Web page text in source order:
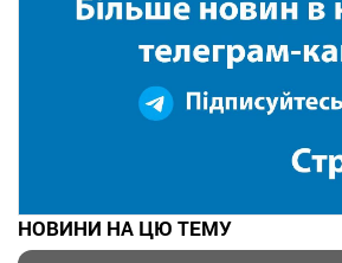
НОВИНИ НА ЦЮ ТЕМУ